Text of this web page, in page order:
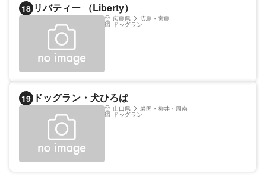
18 リバティー （Liberty）
広島県 広島・宮島
ドッグラン
19 ドッグラン・犬ひろば
山口県 岩国・柳井・周南
ドッグラン